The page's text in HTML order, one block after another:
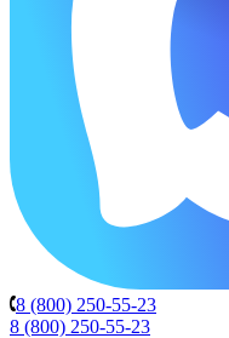
8 (800) 250-55-23
8 (800) 250-55-23